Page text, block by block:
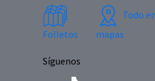
Folletos
Todo
mapas
Síguenos